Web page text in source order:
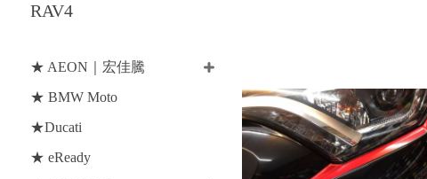
RAV4
★ AEON｜宏佳騰
★ BMW Moto
★Ducati
★ eReady